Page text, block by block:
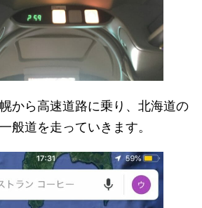
から高速道路に乗り、北海道の
般道を走っていきます。